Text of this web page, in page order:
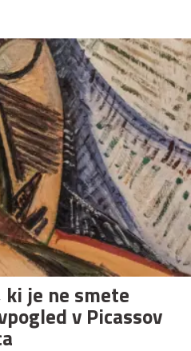
ki je ne smete
v Picassov